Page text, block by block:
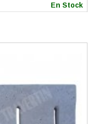
En Stock